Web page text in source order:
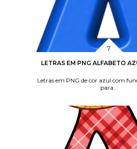
LETRAS EM PNG ALFABETO
Letras em PNG de cor azul com
para...